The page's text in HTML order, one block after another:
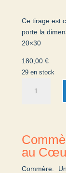
Ce tirage est
porte la
20×30
180,00 €
29 en stock
au
Commère.